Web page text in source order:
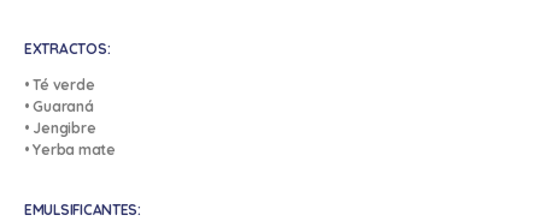
EXTRACTOS:
• Té verde
• Guaraná
• Jengibre
• Yerba mate
EMULSIFICANTES: